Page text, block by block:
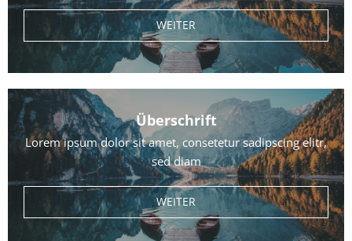
WEITER
Überschrift
Lorem ipsum dolor sit amet, consetetur sadipscing elitr,
sed diam
WEITER